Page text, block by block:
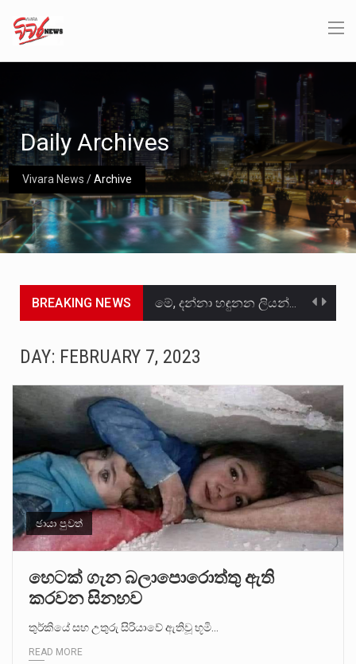
Vivara News /Archive
Daily Archives
BREAKING NEWS මේ, දන්නා හඳුනන ලියන්නකුගේ නන්නාඳුනන අඩවියක සැරිසරා ලද ආස්වාදනීය මොහොතක සිංහාවලෝකනයකි .කෙටි කවියක දිගු බර…
උපරිමාධිකරණ විනිශ්චයකාරවරුන්ගේ හා ඉන් පහළ විනිශ්චයකාරවරුන්ගේ විශ්‍රාම වයස දීර්ඝ කිරීම සඳහා සකස් කර ඇති විසිදෙවන…
බන්ධනාගාර රැදවියන් 1,021 දෙනෙකු ඉකුත් වසර පහක කාලය තුලදී (2020 ජනවාරි 01 සිට 2025 දෙසැම්බර්…
DAY: FEBRUARY 7, 2023
ඡායා පුවත්
හෙටක් ගැන බලාපොරොත්තු ඇති
කරවන සිනහව
තුර්කියේ සහ උතුරු සිරියාවේ ඇතිවූ භූමි…
READ MORE